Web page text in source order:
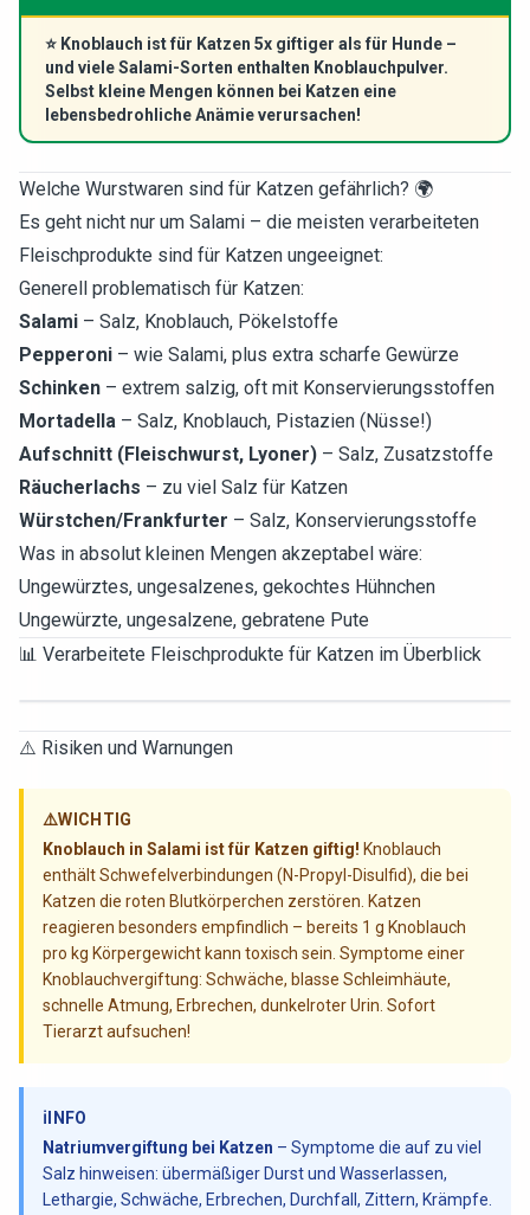
⭐ Knoblauch ist für Katzen 5x giftiger als für Hunde –
und viele Salami-Sorten enthalten Knoblauchpulver.
Selbst kleine Mengen können bei Katzen eine
lebensbedrohliche Anämie verursachen!
Welche Wurstwaren sind für Katzen gefährlich? 🌍
Es geht nicht nur um Salami – die meisten verarbeiteten
Fleischprodukte sind für Katzen ungeeignet:
Generell problematisch für Katzen:
Salami – Salz, Knoblauch, Pökelstoffe
Pepperoni – wie Salami, plus extra scharfe Gewürze
Schinken – extrem salzig, oft mit Konservierungsstoffen
Mortadella – Salz, Knoblauch, Pistazien (Nüsse!)
Aufschnitt (Fleischwurst, Lyoner) – Salz, Zusatzstoffe
Räucherlachs – zu viel Salz für Katzen
Würstchen/Frankfurter – Salz, Konservierungsstoffe
Was in absolut kleinen Mengen akzeptabel wäre:
Ungewürztes, ungesalzenes, gekochtes Hühnchen
Ungewürzte, ungesalzene, gebratene Pute
📊 Verarbeitete Fleischprodukte für Katzen im Überblick
⚠️ Risiken und Warnungen
⚠️WICHTIG
Knoblauch in Salami ist für Katzen giftig! Knoblauch
enthält Schwefelverbindungen (N-Propyl-Disulfid), die bei
Katzen die roten Blutkörperchen zerstören. Katzen
reagieren besonders empfindlich – bereits 1 g Knoblauch
pro kg Körpergewicht kann toxisch sein. Symptome einer
Knoblauchvergiftung: Schwäche, blasse Schleimhäute,
schnelle Atmung, Erbrechen, dunkelroter Urin. Sofort
Tierarzt aufsuchen!
ℹ️ INFO
Natriumvergiftung bei Katzen – Symptome die auf zu viel
Salz hinweisen: übermäßiger Durst und Wasserlassen,
Lethargie, Schwäche, Erbrechen, Durchfall, Zittern, Krämpfe.